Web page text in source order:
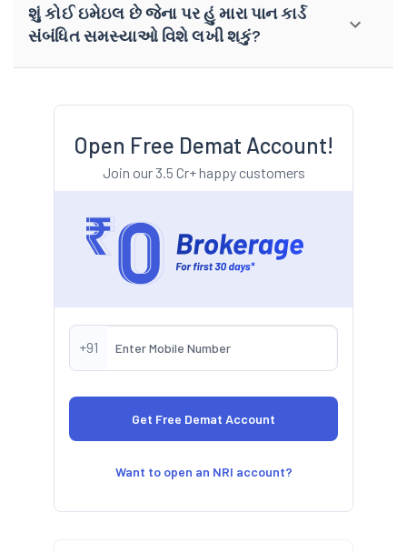
શું કોઈ ઇમેઇલ છે જેના પર હું મારા પાન કાર્ડ
સંબંધિત સમસ્યાઓ વિશે લખી શકું?
Open Free Demat Account!
Join our 3.5 Cr+ happy customers
+91
Want to open an NRI account?